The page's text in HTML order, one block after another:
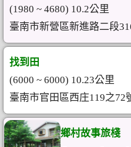
(1980 ~ 4680) 10.2公里
臺南市新營區新進路二段
找到田
(6000 ~ 6000) 10.23公里
臺南市官田區西庄119之72
鄉村故事旅棧